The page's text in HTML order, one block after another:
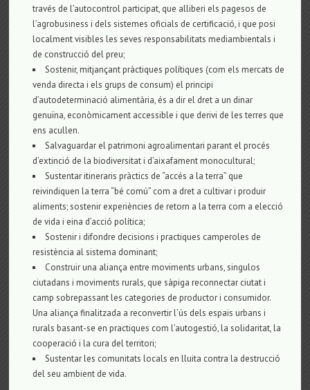
través de l’autocontrol participat, que alliberi els pagesos de
l’agrobusiness i dels sistemes oficials de certificació, i que posi
localment visibles les seves responsabilitats mediambientals i
de construcció del preu;
Sostenir, mitjançant pràctiques polítiques (com els mercats de
venda directa i els grups de consum) el principi
d’autodeterminació alimentària, és a dir el dret a un dinar
genuïna, econòmicament accessible i que derivi de les terres que
ens acullen.
Salvaguardar el patrimoni agroalimentari parant el procés
d’extinció de la biodiversitat i d’aixafament monocultural;
Sustentar itineraris pràctics de “accés a la terra” que
reivindiquen la terra “bé comú” com a dret a cultivar i produir
aliments; sostenir experiències de retorn a la terra com a elecció
de vida i eina d’acció política;
Sostenir i difondre decisions i practiques camperoles de
resistència al sistema dominant;
Construir una aliança entre moviments urbans, singulos
ciutadans i moviments rurals, que sàpiga reconnectar ciutat i
camp sobrepassant les categories de productor i consumidor.
Una aliança finalitzada a reconvertir l’ús dels espais urbans i
rurals basant-se en practiques com l’autogestió, la solidaritat, la
cooperació i la cura del territori;
Sustentar les comunitats locals en lluita contra la destrucció
del seu ambient de vida.